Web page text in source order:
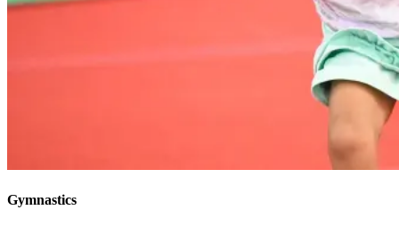
Gymnastics​​​​‌ ‍ ​‍​‍‌‍ ‌ ​‍‌‍‍‌‌‍‌ ‌‍‍‌‌‍ ‍​‍​‍​ ‍‍​‍​‍‌ ​ ‌‍​‌‌‍ ‍‌‍‍‌‌ ‌​‌ ‍‌​‍ ‍‌‍‍‌‌‍ ​‍​‍​‍ ​​‍​‍‌‍‍​‌ ​‍‌‍‌‌‌‍‌‍​‍​‍​ ‍‍​‍​‍‌‍‍​‌ ‌​‌ ‌​‌ ​​‌ ​ ​ ‍‍​‍ ​‍ ‌‍​ ‌‍‍​‌‍‌‌‌‍ ​‌ ​ ‌‍‌‌‌‍​‌‌ ​​‌‍‍‌‌‍‌‌‌ ​‍‌ ​ ​‍ ‍‌ ​ ‌‍​‌‌‍ ‍‌‍‍‌‌ ‌​‌ ‍‌​‍ ‍‌ ​ ‌ ‌​‌ ‌‌‌‍‌​‌‍‍‌‌‍ ​‍ ‌‍‍‌‌‍ ‍‌ ‌​‌‍‌‌‌‍ ‍‌ ‌​​‍ ‌‍‌‌‌‍‌​‌‍‍‌‌ ‌​​‍ ‌‍ ‌‌‍ ‌‍‌​‌‍‌‌​ ‌‌ ​​‌ ​‍‌‍‌‌‌ ​ ‌‍‌‌‌‍ ‍‌ ‌​‌‍​‌‌ ‌​‌‍‍‌‌‍ ‌‍ ‍​ ‍ ‌‍‍‌‌‍‌​​ ‌‌‍‍​‌‍ ‌‍ ‌‌‍‌‌‌‌​​‌‍​‌‌‍‌ ‌‍‌‌​ ‍ ‌ ‌​‌ ‍‌‌ ​​‌‍‌‌​ ‌‌‍‍​‌‍ ‌‍ ‌‌‍‌‌‌‌​​‌‍​‌‌‍‌ ‌‍‌‌​ ‍ ‌ ​​‌‍​‌‌ ‌​‌‍‍​​ ‌‌ ​​‌‍​‌‌‍‌ ‌‍‌‌‌​​‍‌ ‌‌‌‍‍‌‌‍ ​‌‍‌​‌‍‌‌‌ ​‍​‍‌‌​ ‌‌‌​​‍‌‌ ‌‍‍ ‌‍‌‌‌ ‍‌​‍‌‌​ ​ ‌​‌​​‍‌‌​ ​ ‌​‌​​‍‌‌​ ​‍​ ​‍​ ‍‌‌‍‌​​ ‍​‌‍‌​​ ​‌‌‍‌‌​ ​ ‌‍‌‍‌‍​ ​ ​‌‌‍​‌​ ‌ ​‍‌‌​ ​‍​ ​‍​‍‌‌​ ‌‌‌​‌​​‍ ‍‌ ‌​‌‍​‌‌‍​‍‌ ​ ​‍‌‌​ ‌‌‌​​‍‌‌ ‌‍‍ ‌‍‌‌‌ ‍‌​‍‌‌​ ​ ‌​‌​​‍‌‌​ ​ ‌​‌​​‍‌‌​ ​‍​ ​‍​ ​​​ ​​‌‍‌‌​ ‍​​ ​​‌‍​ ​ ‍‌​ ‍‌‌‍​ ​ ​‌​ ​‌​ ‍‌​‍‌‌​ ​‍​ ​‍​‍‌‌​ ‌‌‌​‌​​‍ ‍‌‍​ ‌‍ ‌‍ ‍‌ ‌​‌‍‌‌‌‍ ‍‌ ‌​​‍‌‌​ ‌‌‌​​‍‌‌ ‌‍‍ ‌‍‌‌‌ ‍‌​‍‌‌​ ​ ‌​‌​​‍‌‌​ ​ ‌​‌​​‍‌‌​ ​‍​ ​‍‌‍‌‌​ ‍‌​ ‌‍‌‍‌‍‌‍‌‍‌‍‌​​ ‌‌‌‍​ ‌‍‌‍​ ​‍​ ​‌​ ​‍​‍‌‌​ ​‍​ ​‍​‍‌‌​ ‌‌‌​‌​​‍ ‍‌ ‌​‌‍‍‌‌ ‌​‌‍ ​‌‍‌‌​ ‌‍​‍‌‍​‌‌ ​ ‌‍‌‌‌‌‌‌‌ ​‍‌‍ ​​ ‌‌‍‍​‌ ‌​‌ ‌​‌ ​​‌ ​ ​‍‌‌​ ​ ‌​​‌​‍‌‌​ ​‍‌​‌‍​‍‌‌​ ​‍‌​‌‍‌‍​ ‌‍‍​‌‍‌‌‌‍ ​‌ ​ ‌‍‌‌‌‍​‌‌ ​​‌‍‍‌‌‍‌‌‌ ​‍‌ ​ ​‍ ‍‌ ​ ‌‍​‌‌‍ ‍‌‍‍‌‌ ‌​‌ ‍‌​‍ ‍‌ ​ ‌ ‌​‌ ‌‌‌‍‌​‌‍‍‌‌‍ ​‍‌‍‌‍‍‌‌‍‌​​ ‌‌‍‍​‌‍ ‌‍ ‌‌‍‌‌‌‌​​‌‍​‌‌‍‌ ‌‍‌‌​‍‌‍‌ ‌​‌ ‍‌‌ ​​‌‍‌‌​ ‌‌‍‍​‌‍ ‌‍ ‌‌‍‌‌‌‌​​‌‍​‌‌‍‌ ‌‍‌‌​‍‌‍‌ ​​‌‍​‌‌ ‌​‌‍‍​​ ‌‌ ​​‌‍​‌‌‍‌ ‌‍‌‌‌​​‍‌ ‌‌‌‍‍‌‌‍ ​‌‍‌​‌‍‌‌‌ ​‍​‍‌‌​ ‌‌‌​​‍‌‌ ‌‍‍ ‌‍‌‌‌ ‍‌​‍‌‌​ ​ ‌​‌​​‍‌‌​ ​ ‌​‌​​‍‌‌​ ​‍​ ​‍​ ‍‌‌‍‌​​ ‍​‌‍‌​​ ​‌‌‍‌‌​ ​ ‌‍‌‍‌‍​ ​ ​‌‌‍​‌​ ‌ ​‍‌‌​ ​‍​ ​‍​‍‌‌​ ‌‌‌​‌​​‍ ‍‌ ‌​‌‍​‌‌‍​‍‌ ​ ​‍‌‌​ ‌‌‌​​‍‌‌ ‌‍‍ ‌‍‌‌‌ ‍‌​‍‌‌​ ​ ‌​‌​​‍‌‌​ ​ ‌​‌​​‍‌‌​ ​‍​ ​‍​ ​​​ ​​‌‍‌‌​ ‍​​ ​​‌‍​ ​ ‍‌​ ‍‌‌‍​ ​ ​‌​ ​‌​ ‍‌​‍‌‌​ ​‍​ ​‍​‍‌‌​ ‌‌‌​‌​​‍ ‍‌‍​ ‌‍ ‌‍ ‍‌ ‌​‌‍‌‌‌‍ ‍‌ ‌​​‍‌‌​ ‌‌‌​​‍‌‌ ‌‍‍ ‌‍‌‌‌ ‍‌​‍‌‌​ ​ ‌​‌​​‍‌‌​ ​ ‌​‌​​‍‌‌​ ​‍​ ​‍‌‍‌‌​ ‍‌​ ‌‍‌‍‌‍‌‍‌‍‌‍‌​​ ‌‌‌‍​ ‌‍‌‍​ ​‍​ ​‌​ ​‍​‍‌‌​ ​‍​ ​‍​‍‌‌​ ‌‌‌​‌​​‍ ‍‌ ‌​‌‍‍‌‌ ‌​‌‍ ​‌‍‌‌​‍‌‍‌ ​​‌‍‌‌‌ ​‍‌ ​ ‌ ​​‌‍‌‌‌‍​ ‌ ‌​‌‍‍‌‌ ‌‍‌‍‌‌​ ‌‌ ​​‌ ‌‌‌‍​‍‌‍ ​‌‍‍‌‌ ​ ‌‍‍​‌‍‌‌‌‍‌​​‍​‍‌ ‌